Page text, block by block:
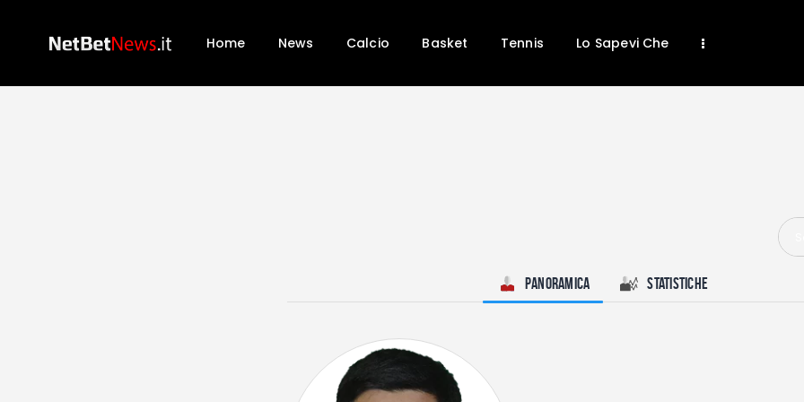
Home News Calcio Basket Tennis Lo Sapevi Che
Lo Sapevi Che
Fantacalcio
I consigli di Giulia
Panoramica Statistiche